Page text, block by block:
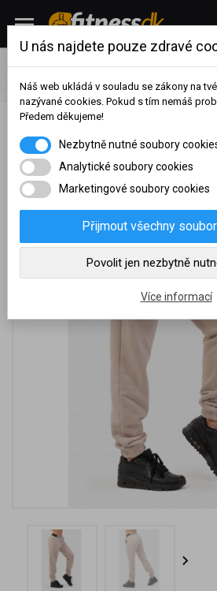
Oblečení Dámské fitness
Tepláky Iconic s elastickým pasem 408
Nebbia Tepláky Iconic s
krémová
dosaženého obratu za
sledované období, byl
účet přeřazen do jiné
skupiny:
U nás najdete pouze zdravé
Náš web ukládá v souladu se zákony na
nazývané cookies. Pokud s tím nemáš
Předem děkujeme!
Nezbytně nutné soubory
Analytické soubory cookies
Marketingové soubory cookies
Přijmout všechny
Povolit jen nezbytně
Více informací